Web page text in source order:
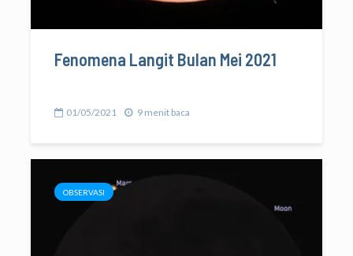
Fenomena Langit Bulan Mei 2021
01/05/2021 9 menit baca
OBSERVASI